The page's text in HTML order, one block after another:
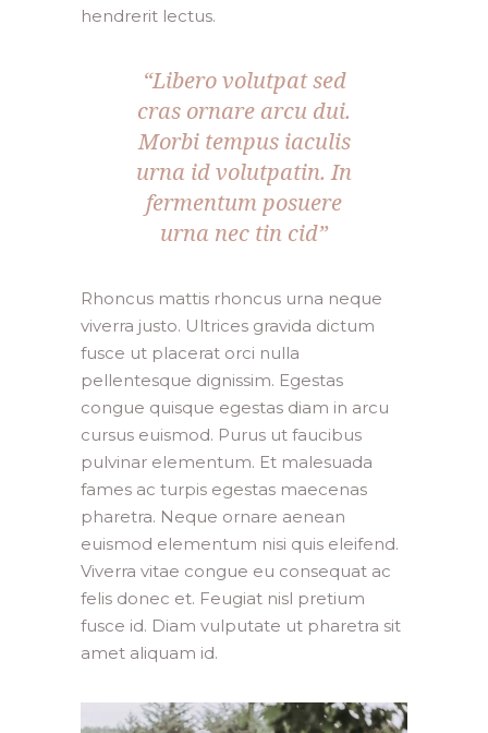
hendrerit lectus.
“Libero volutpat sed
cras ornare arcu dui.
Morbi tempus iaculis
urna id volutpatin. In
fermentum posuere
urna nec tin cid”
Rhoncus mattis rhoncus urna neque
viverra justo. Ultrices gravida dictum
fusce ut placerat orci nulla
pellentesque dignissim. Egestas
congue quisque egestas diam in arcu
cursus euismod. Purus ut faucibus
pulvinar elementum. Et malesuada
fames ac turpis egestas maecenas
pharetra. Neque ornare aenean
euismod elementum nisi quis eleifend.
Viverra vitae congue eu consequat ac
felis donec et. Feugiat nisl pretium
fusce id. Diam vulputate ut pharetra sit
amet aliquam id.